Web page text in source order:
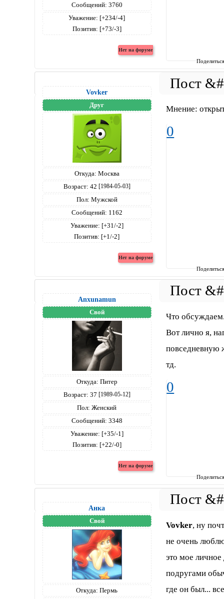
Сообщений: 3760
Уважение: [+234/-4]
Позитив: [+73/-3]
Vovker
Друг
Откуда: Москва
Возраст: 42 [1984-05-03]
Пол: Мужской
Сообщений: 1162
Уважение: [+31/-2]
Позитив: [+1/-2]
Мнение:
0
Anxunamun
Свой
Откуда: Питер
Возраст: 37 [1989-05-12]
Пол: Женский
Сообщений: 3348
Уважение: [+35/-1]
Позитив: [+22/-0]
Что
Вот лично я,
повседневную
тд.
0
Анка
Свой
Откуда: Пермь
Vovker, ну
не очень
это мое
подругами
где он был...